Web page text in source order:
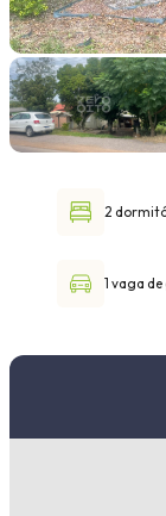
Faixa
2
1 vaga